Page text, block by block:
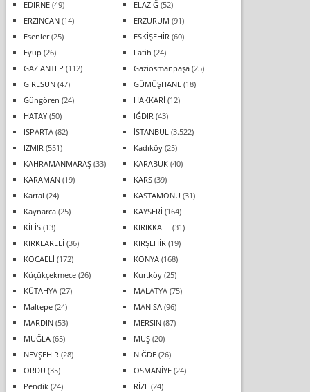
EDİRNE(49) ELAZIĞ(52)
ERZİNCAN(14) ERZURUM (91)
Esenler(25) ESKİŞEHİR (60)
Eyüp (26) Fatih (24)
GAZİANTEP (112) Gaziosmanpaşa(25)
GİRESUN(47) GÜMÜŞHANE(18)
Güngören (24) HAKKARİ (12)
HATAY(50) IĞDIR (43)
ISPARTA(82) İSTANBUL (3.522)
İZMİR (551) Kadıköy(25)
KAHRAMANMARAŞ(33) KARABÜK(40)
KARAMAN(19) KARS(39)
Kartal (24) KASTAMONU (31)
Kaynarca(25) KAYSERİ (164)
KİLİS(13) KIRIKKALE(31)
KIRKLARELİ (36) KIRŞEHİR (19)
KOCAELİ (172) KONYA(168)
Küçükçekmece(26) Kurtköy(25)
KÜTAHYA(27) MALATYA(75)
Maltepe(24) MANİSA(96)
MARDİN(53) MERSİN(87)
MUĞLA(65) MUŞ(20)
NEVŞEHİR (28) NİĞDE(26)
ORDU (35) OSMANİYE(24)
Pendik(24) RİZE(24)